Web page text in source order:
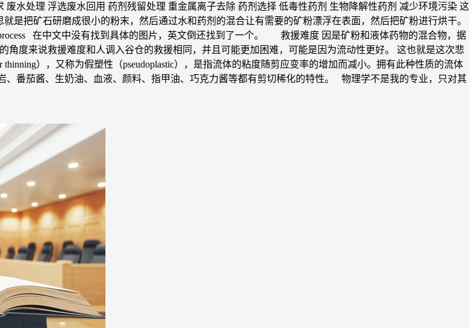
水处理 浮选废水回用 药剂残留处理 重金属离子去除 药剂选择 低毒性药剂 生物降解性药剂 减少环境污染 这
把矿石研磨成很小的粉末，然后通过水和药剂的混合让有需要的矿粉漂浮在表面，然后把矿粉进行烘干。
在中文中没有找到具体的图片，英文倒还找到了一个。 救援难度 因是矿粉和液体药物的混合物，据
度来说救援难度和人调入谷仓的救援相同，并且可能更加困难，可能是因为流动性更好。 这也就是这次悲
），又称为假塑性（pseudoplastic），是指流体的粘度随剪应变率的增加而减小。拥有此种性质的流体
番茄酱、生奶油、血液、颜料、指甲油、巧克力酱等都有剪切稀化的特性。 物理学不是我的专业，只对其